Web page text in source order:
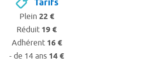
Tarifs
Plein 22 €
Réduit 19 €
Adhérent 16 €
- de 14 ans 14 €